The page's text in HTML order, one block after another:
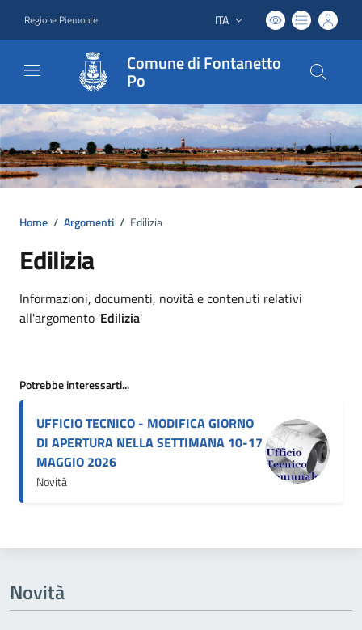
Regione Piemonte Lingua attiva:
ITA
Comune di Fontanetto
Po
Home / Argomenti / Edilizia
Edilizia
Dettagli argomento
Informazioni, documenti, novità e contenuti relativi
all'argomento 'Edilizia'
Potrebbe interessarti...
UFFICIO TECNICO - MODIFICA GIORNO
DI APERTURA NELLA SETTIMANA 10-17
MAGGIO 2026
Novità
Novità